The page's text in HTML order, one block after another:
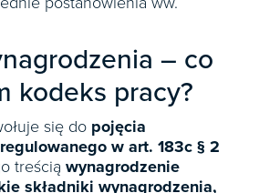
– co
kodeks pracy?
się do pojęcia
w art. 183c § 2
treścią wynagrodzenie
składniki wynagrodzenia,